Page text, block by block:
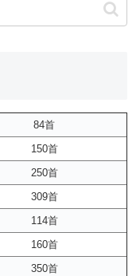
84首
150首
250首
309首
114首
160首
350首